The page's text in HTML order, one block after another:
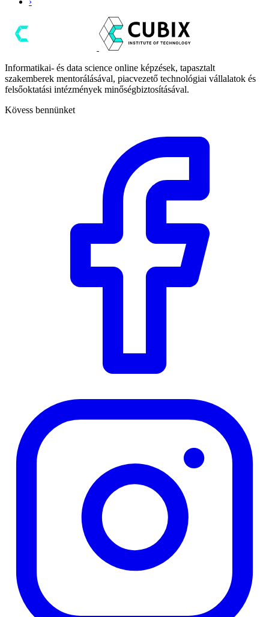
Informatikai- és data science online képzések, tapasztalt
szakemberek mentorálásával, piacvezető technológiai vállalatok és
felsőoktatási intézmények minőségbiztosításával.
Kövess bennünket